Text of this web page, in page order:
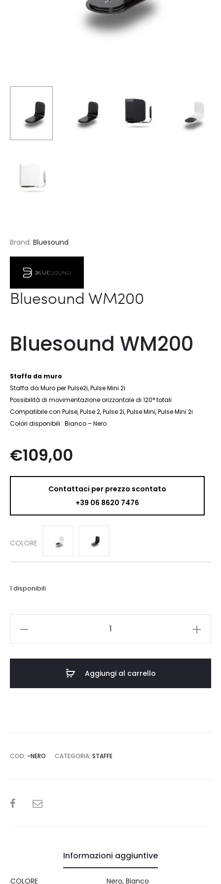
Brand: Bluesound
Bluesound WM200
Bluesound WM200
Staffa da muro
Staffa da Muro per Pulse2i, Pulse Mini 2i
Possibilità di movimentazione orizzontale di 120° totali
Compatibile con Pulse, Pulse 2, Pulse 2i, Pulse Mini, Pulse Mini 2i
Colori disponibili : Bianco – Nero
€109,00
Contattaci per prezzo scontato
+39 06 8620 7476
COLORE
1 disponibili
Aggiungi al carrello
COD: -NERO CATEGORIA: STAFFE
SHARE
Informazioni aggiuntive
COLORE Nero, Bianco